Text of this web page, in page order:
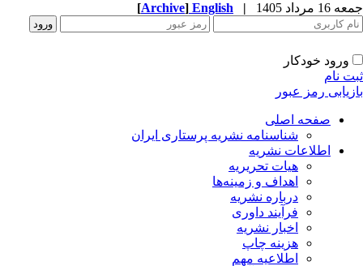
مرداد 1405 |
English
[Archive]
ورود خودکار
نام
رمز عبور
صفحه اصلی
شناسنامه نشریه پرستاری ایران
اطلاعات نشریه
هیات تحریریه
اهداف و زمینه‌ها
درباره نشریه
فرآیند داوری
اخبار نشریه
هزینه چاپ
اطلاعیه مهم